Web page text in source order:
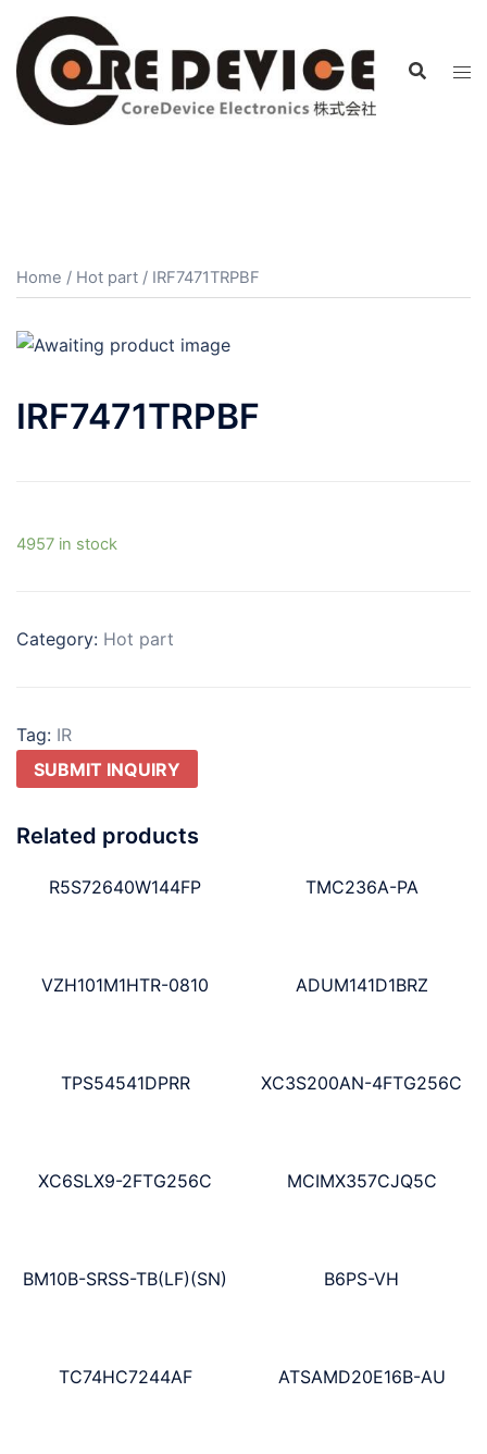
Home / Hot part / IRF7471TRPBF
IRF7471TRPBF
4957 in stock
Category: Hot part
Tag: IR
SUBMIT INQUIRY
Related products
R5S72640W144FP TMC236A-PA
VZH101M1HTR-0810 ADUM141D1BRZ
TPS54541DPRR XC3S200AN-4FTG256C
XC6SLX9-2FTG256C MCIMX357CJQ5C
BM10B-SRSS-TB(LF)(SN) B6PS-VH
TC74HC7244AF ATSAMD20E16B-AU